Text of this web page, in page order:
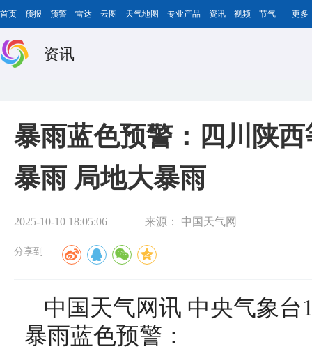
首页 预报 预警 雷达 云图 天气地图 专业产品 资讯 视频 节气 更多
资讯
暴雨蓝色预警：四川陕
暴雨 局地大暴雨
2025-10-10 18:05:06 来源： 中国天气网
分享到
中国天气网讯 中央气象台
暴雨蓝色预警：